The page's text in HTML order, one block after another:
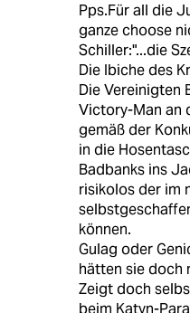
Pps.Für all die
ganze choose
Schiller:"...die
Die Ibiche des
Die Vereinigten
Victory-Man an
gemäß der
in die
Badbanks ins
risikolos der im
können.
Gulag oder
hätten sie doch
Zeigt doch
beim Katyn-